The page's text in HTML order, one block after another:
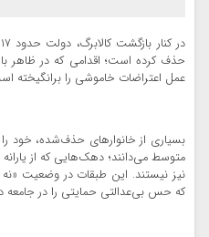
حذف کرده است؛ اقدامی که در ظاهر
عمل اعتراضات خاموشی را برانگیخته
بسیاری از خانوارهای حذف‌شده، خود
متوسط می‌دانند؛ دهک‌هایی که از
نیز نیستند. این طبقات در وضعیت «نه
که حس بی‌عدالتی حمایتی را در جامعه